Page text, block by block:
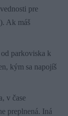
pre
Ak máš
parkoviska k
kým sa napojíš
v čase
preplnená. Iná